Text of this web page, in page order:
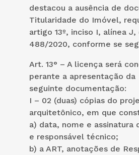
destacou a ausência de
Titularidade do Imóvel,
artigo 13º, inciso I, alínea J,
488/2020, conforme se
Art. 13° – A licença será
perante a apresentação da
seguinte documentação:
I – 02 (duas) cópias do
arquitetônico, em que
a) data, nome e assinatura
e responsável técnico;
b) a ART, anotações de